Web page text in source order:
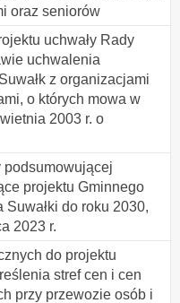
oraz seniorów
uchwały Rady
uchwalenia
z organizacjami
o których mowa w
2003 r. o
podsumowującej
projektu Gminnego
do roku 2030,
2023 r.
do projektu
stref cen i cen
przy przewozie osób i